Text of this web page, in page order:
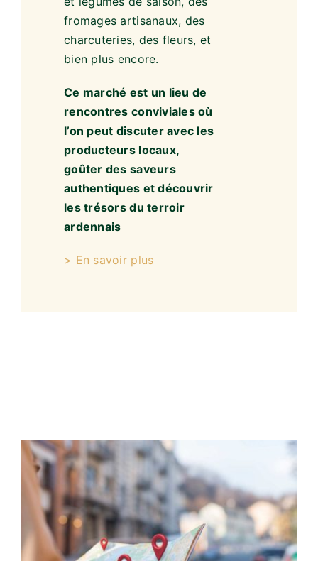
Vous y trouverez des fruits
et légumes de saison, des
fromages artisanaux, des
bien plus encore.
Ce marché est un lieu de
rencontres conviviales où
l’on peut discuter avec les
producteurs locaux,
goûter des saveurs
authentiques et découvrir
ardennais